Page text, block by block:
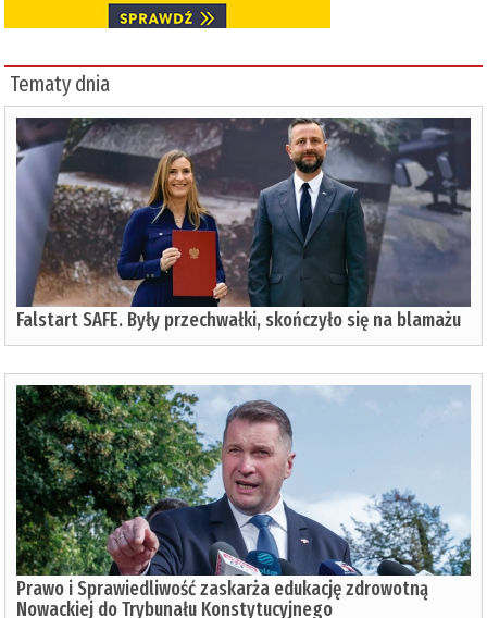
Tematy dnia
Falstart SAFE. Były przechwałki, skończyło się na blamażu
Prawo i Sprawiedliwość zaskarża edukację zdrowotną
Nowackiej do Trybunału Konstytucyjnego